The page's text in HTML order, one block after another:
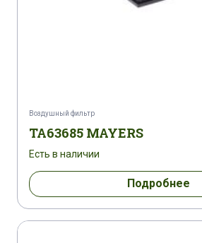
Воздушный фильтр
TA63685 MAYERS
Есть в наличии
Подробнее